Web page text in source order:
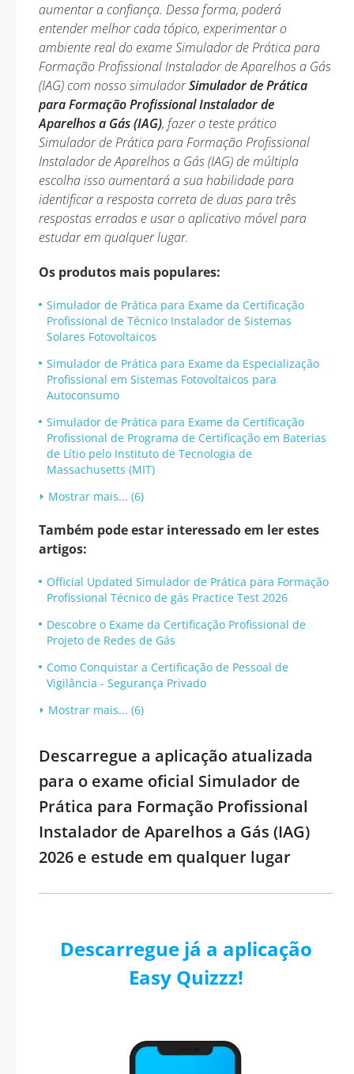
aumentar a confiança. Dessa forma, poderá
entender melhor cada tópico, experimentar o
ambiente real do exame Simulador de Prática para
Formação Profissional Instalador de Aparelhos a Gás
(IAG) com nosso simuladorSimulador de Prática
para Formação Profissional Instalador de
Aparelhos a Gás (IAG), fazer o teste prático
Simulador de Prática para Formação Profissional
Instalador de Aparelhos a Gás (IAG) de múltipla
escolha isso aumentará a sua habilidade para
identificar a resposta correta de duas para três
respostas erradas e usar o aplicativo móvel para
estudar em qualquer lugar.
Os produtos mais populares:
Simulador de Prática para Exame da Certificação
Profissional de Técnico Instalador de Sistemas
Solares Fotovoltaicos
Simulador de Prática para Exame da Especialização
Profissional em Sistemas Fotovoltaicos para
Autoconsumo
Simulador de Prática para Exame da Certificação
Profissional de Programa de Certificação em Baterias
de Lítio pelo Instituto de Tecnologia de
Massachusetts (MIT)
Mostrar mais... (6)
Também pode estar interessado em ler estes
artigos:
Official Updated Simulador de Prática para Formação
Profissional Técnico de gás Practice Test 2026
Descobre o Exame da Certificação Profissional de
Projeto de Redes de Gás
Como Conquistar a Certificação de Pessoal de
Vigilância - Segurança Privado
Mostrar mais... (6)
Descarregue a aplicação atualizada
para o exame oficial Simulador de
Prática para Formação Profissional
Instalador de Aparelhos a Gás (IAG)
2026 e estude em qualquer lugar
Descarregue já a aplicação
Easy Quizzz!